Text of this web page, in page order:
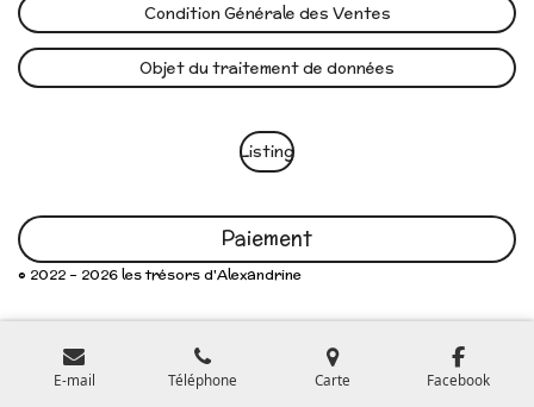
Condition Générale des Ventes
Objet du traitement de données
Listing
Paiement
© 2022 - 2026 les trésors d'Alexandrine
E-mail Téléphone Carte Facebook